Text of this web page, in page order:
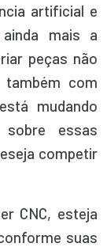
artificial e
mais a
peças não
com
mudando
sobre essas
competir
CNC, esteja
suas